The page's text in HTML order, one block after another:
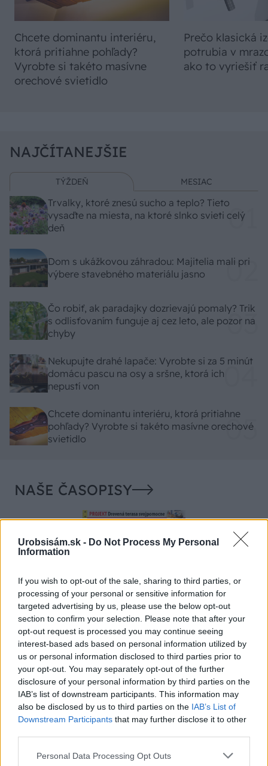
Urobsisám.sk - Do Not Process My Personal
Information
If you wish to opt-out of the sale, sharing to third parties, or
processing of your personal or sensitive information for
targeted advertising by us, please use the below opt-out
section to confirm your selection. Please note that after your
opt-out request is processed you may continue seeing
interest-based ads based on personal information utilized by
us or personal information disclosed to third parties prior to
your opt-out. You may separately opt-out of the further
disclosure of your personal information by third parties on the
IAB’s list of downstream participants. This information may
also be disclosed by us to third parties on the IAB’s List of
Downstream Participants that may further disclose it to other
Please note that this website/app uses one or more Google
Personal Data Processing Opt Outs
Chcete dominantu interiéru,
ktorá pritiahne pohľady?
Vyrobte si takéto masívne
orechové svietidlo
Prečo klasická
potrubia v
ako to vyriešiť
NAJČÍTANEJŠIE
TÝŽDEŇ MESIAC
Trvalky, ktoré znesú sucho a teplo? Tieto
vysaďte na miesta, na ktoré slnko svieti celý
deň
Dom s ukážkovou záhradou: Majitelia mali pri
výbere stavebného materiálu jasno
Čo robiť, ak paradajky dozrievajú pomaly? Trik
s odlisťovaním funguje aj cez leto, ale pozor na
chyby
Nekupujte drahé lapače: Vyrobte si za 5 minút
domácu pascu na osy a sršne, ktorá ich
nepustí von
Chcete dominantu interiéru, ktorá pritiahne
pohľady? Vyrobte si takéto masívne orechové
svietidlo
NAŠE ČASOPISY
UROB SI SÁM 7-8/2026
KDE SA DISKUTUJE
Ja som to riešil tieniacimi závesmi v interieri.Je to